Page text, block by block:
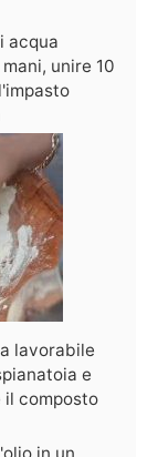
acqua
unire 10
lavorabile
e
il composto